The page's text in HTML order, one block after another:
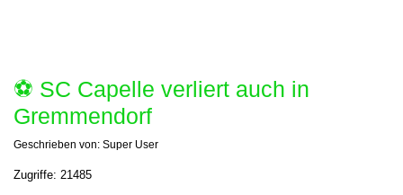
⚽️ SC Capelle verliert auch in
Gremmendorf
Geschrieben von: Super User
Zugriffe: 21485